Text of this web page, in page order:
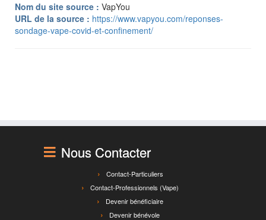
Nom du site source : VapYou
URL de la source : https://www.vapyou.com/reponses-
sondage-vape-covid-et-confinement/
Nous Contacter
Contact-Particuliers
Contact-Professionnels (Vape)
Devenir bénéficiaire
Devenir bénévole